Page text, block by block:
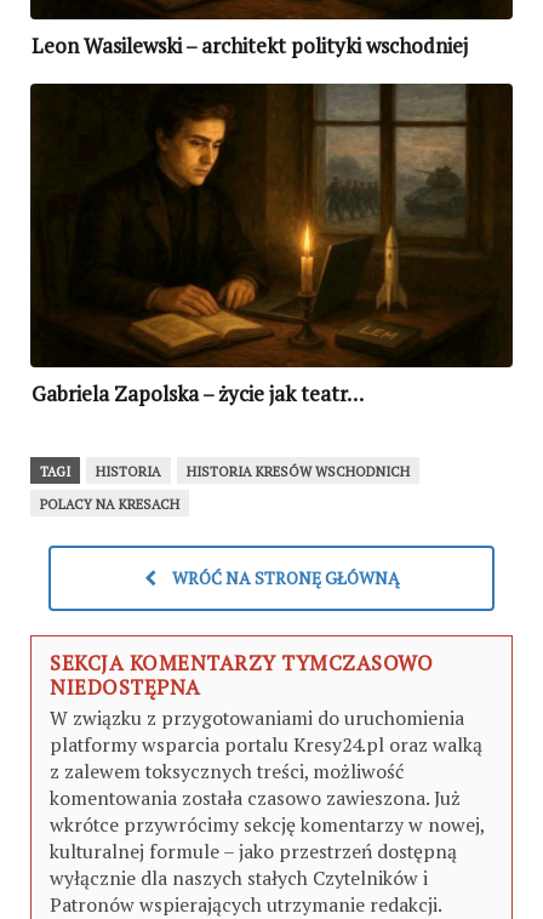
Leon Wasilewski – architekt polityki wschodniej
Gabriela Zapolska – życie jak teatr…
TAGI HISTORIA
HISTORIA KRESÓW WSCHODNICH
POLACY NA KRESACH
WRÓĆ NA STRONĘ GŁÓWNĄ
SEKCJA KOMENTARZY TYMCZASOWO
NIEDOSTĘPNA
W związku z przygotowaniami do uruchomienia
platformy wsparcia portalu Kresy24.pl oraz walką
z zalewem toksycznych treści, możliwość
komentowania została czasowo zawieszona. Już
wkrótce przywrócimy sekcję komentarzy w nowej,
kulturalnej formule – jako przestrzeń dostępną
wyłącznie dla naszych stałych Czytelników i
Patronów wspierających utrzymanie redakcji.